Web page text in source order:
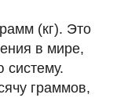
(кг). Это
в мире,
граммов,